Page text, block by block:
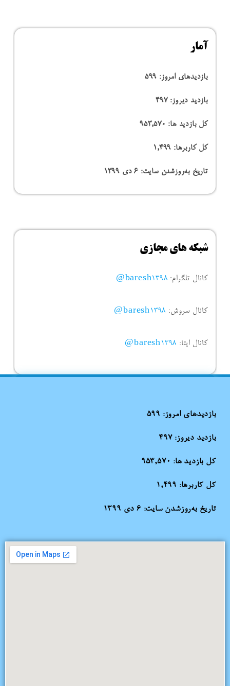
آمار
بازدیدهای امروز: 599
بازدید دیروز:497
کل بازدید ها: 953,570
کل کاربرها: 1,499
تاریخ به‌روزشدن سایت:۶ دی ۱۳۹۹
شبکه های مجازی
کانال تلگرام: baresh1398@
کانال سروش: baresh1398@
کانال ایتا: baresh1398@
بازدیدهای امروز: 599
بازدید دیروز:497
کل بازدید ها: 953,570
کل کاربرها: 1,499
تاریخ به‌روزشدن سایت: ۶ دی ۱۳۹۹